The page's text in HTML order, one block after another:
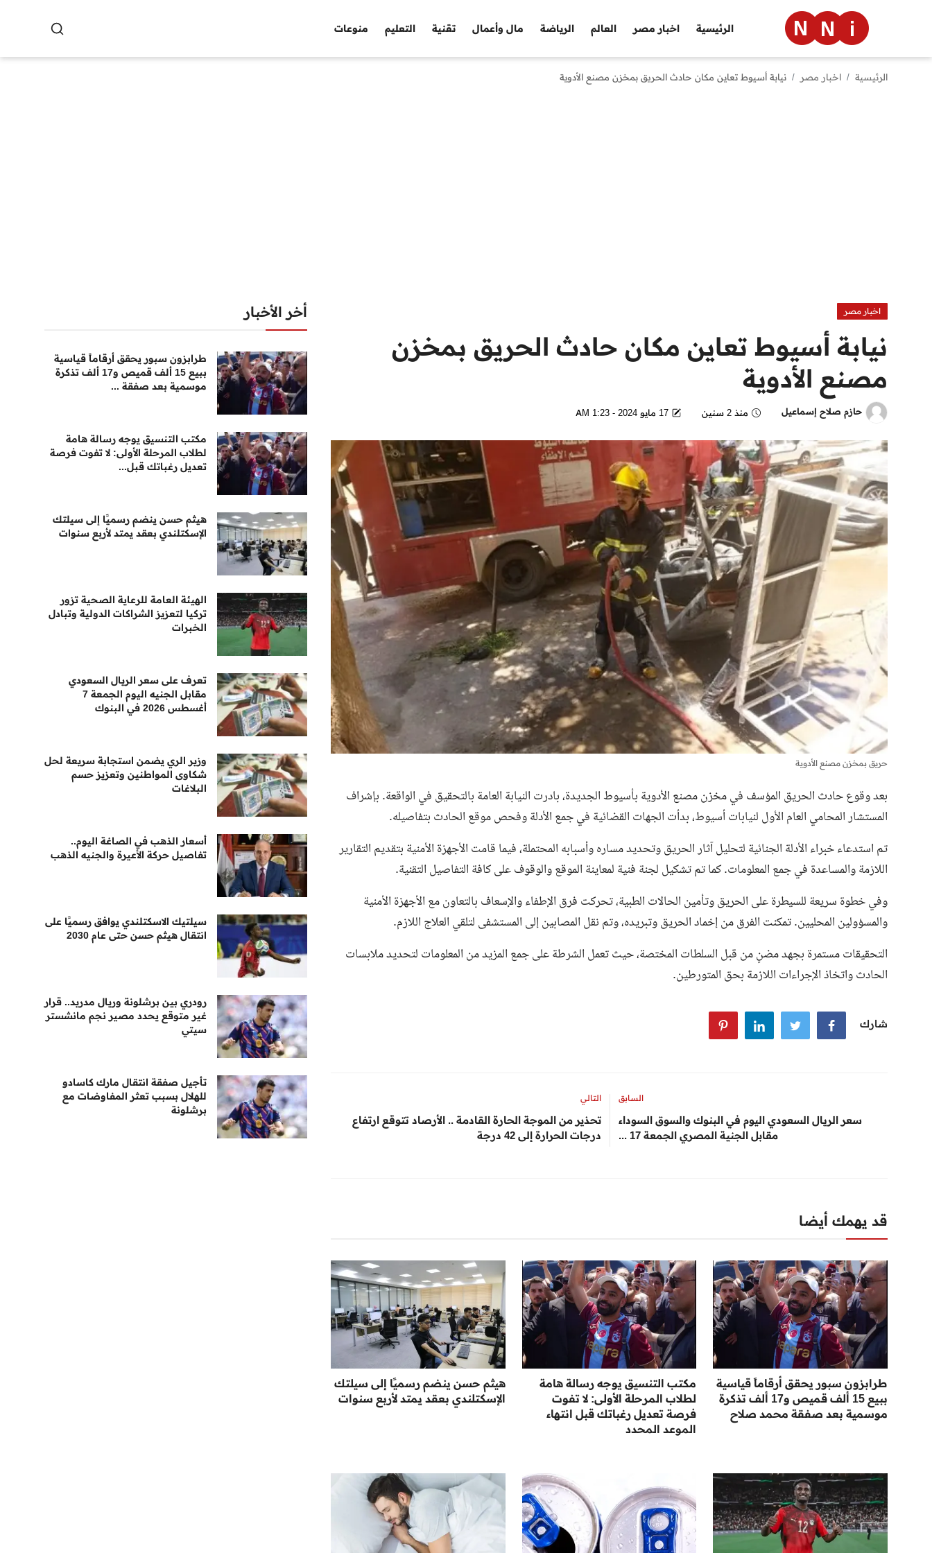
الرئيسية اخبار مصر العالم الرياضة مال وأعمال تقنية التعليم منوعات
منوعات
الرئيسية اخبار مصر نيابة أسيوط تعاين مكان حادث الحريق بمخزن مصنع الأدوية
اخبار مصر
نيابة أسيوط تعاين مكان حادث الحريق بمخزن
مصنع الأدوية
حازم صلاح إسماعيل منذ 2 سنين 17 مايو 2024 - 1:23 AM
حريق بمخزن مصنع الأدوية
بعد وقوع حادث الحريق المؤسف في مخزن مصنع الأدوية بأسيوط الجديدة، بادرت النيابة العامة بالتحقيق في الواقعة. بإشراف
المستشار المحامي العام الأول لنيابات أسيوط، بدأت الجهات القضائية في جمع الأدلة وفحص موقع الحادث بتفاصيله.
تم استدعاء خبراء الأدلة الجنائية لتحليل آثار الحريق وتحديد مساره وأسبابه المحتملة، فيما قامت الأجهزة الأمنية بتقديم التقارير
اللازمة والمساعدة في جمع المعلومات. كما تم تشكيل لجنة فنية لمعاينة الموقع والوقوف على كافة التفاصيل التقنية.
وفي خطوة سريعة للسيطرة على الحريق وتأمين الحالات الطبية، تحركت فرق الإطفاء والإسعاف بالتعاون مع الأجهزة الأمنية
والمسؤولين المحليين. تمكنت الفرق من إخماد الحريق وتبريده، وتم نقل المصابين إلى المستشفى لتلقي العلاج اللازم.
التحقيقات مستمرة بجهد مضنٍ من قبل السلطات المختصة، حيث تعمل الشرطة على جمع المزيد من المعلومات لتحديد ملابسات
الحادث واتخاذ الإجراءات اللازمة بحق المتورطين.
شارك
السابق
سعر الريال السعودي اليوم في البنوك والسوق السوداء
مقابل الجنية المصري الجمعة 17 ...
التالي
تحذير من الموجة الحارة القادمة .. الأرصاد تتوقع ارتفاع
درجات الحرارة إلى 42 درجة
قد يهمك أيضا
طرابزون سبور يحقق أرقاماً قياسية
ببيع 15 ألف قميص و17 ألف تذكرة
موسمية بعد صفقة محمد صلاح
مكتب التنسيق يوجه رسالة هامة
لطلاب المرحلة الأولى: لا تفوت
فرصة تعديل رغباتك قبل انتهاء
الموعد المحدد
هيثم حسن ينضم رسميًا إلى سيلتك
الإسكتلندي بعقد يمتد لأربع سنوات
أخر الأخبار
طرابزون سبور يحقق أرقاماً قياسية
ببيع 15 ألف قميص و17 ألف تذكرة
موسمية بعد صفقة ...
مكتب التنسيق يوجه رسالة هامة
لطلاب المرحلة الأولى: لا تفوت فرصة
تعديل رغباتك قبل...
هيثم حسن ينضم رسميًا إلى سيلتك
الإسكتلندي بعقد يمتد لأربع سنوات
الهيئة العامة للرعاية الصحية تزور
تركيا لتعزيز الشراكات الدولية وتبادل
الخبرات
تعرف على سعر الريال السعودي
مقابل الجنيه اليوم الجمعة 7
أغسطس 2026 في البنوك
وزير الري يضمن استجابة سريعة لحل
شكاوى المواطنين وتعزيز حسم
البلاغات
أسعار الذهب في الصاغة اليوم..
تفاصيل حركة الأعيرة والجنيه الذهب
سيلتيك الاسكتلندي يوافق رسميًا على
انتقال هيثم حسن حتى عام 2030
رودري بين برشلونة وريال مدريد.. قرار
غير متوقع يحدد مصير نجم مانشستر
سيتي
تأجيل صفقة انتقال مارك كاسادو
للهلال بسبب تعثر المفاوضات مع
برشلونة